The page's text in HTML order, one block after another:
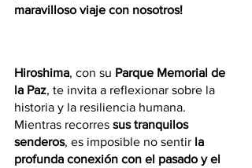
maravilloso viaje con nosotros!
Hiroshima, con su Parque Memorial de
la Paz, te invita a reflexionar sobre la
historia y la resiliencia humana.
Mientras recorres sus tranquilos
senderos, es imposible no sentir la
profunda conexión con el pasado y el